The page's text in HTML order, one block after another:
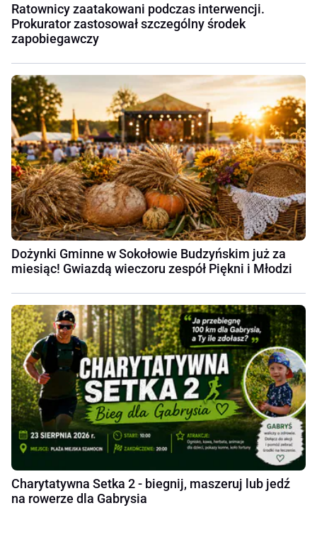
Ratownicy zaatakowani podczas interwencji.
Prokurator zastosował szczególny środek
zapobiegawczy
Dożynki Gminne w Sokołowie Budzyńskim już za
miesiąc! Gwiazdą wieczoru zespół Piękni i Młodzi
Charytatywna Setka 2 - biegnij, maszeruj lub jedź
na rowerze dla Gabrysia